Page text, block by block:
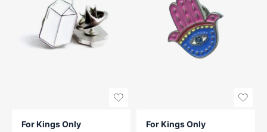
For Kings Only
For Kings Only